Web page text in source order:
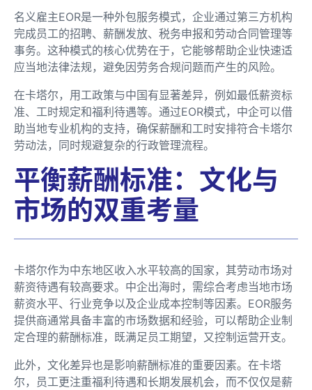
名义雇主EOR是一种外包服务模式，企业通过第三方机构
完成员工的招聘、薪酬发放、税务申报和劳动合同管理等
事务。这种模式的核心优势在于，它能够帮助企业快速适
应当地法律法规，避免因劳务合规问题而产生的风险。
在卡塔尔，用工政策与中国有显著差异，例如最低薪资标
准、工时规定和福利待遇等。通过EOR模式，中企可以借
助当地专业机构的支持，确保薪酬和工时安排符合卡塔尔
劳动法，同时规避复杂的行政管理流程。
平衡薪酬标准：文化与
市场的双重考量
卡塔尔作为中东地区收入水平较高的国家，其劳动市场对
薪资待遇有较高要求。中企出海时，需综合考虑当地市场
薪资水平、行业竞争以及企业成本控制等因素。EOR服务
提供商通常具备丰富的市场数据和经验，可以帮助企业制
定合理的薪酬标准，既满足员工期望，又控制运营开支。
此外，文化差异也是影响薪酬标准的重要因素。在卡塔
尔，员工更注重福利待遇和长期发展机会，而不仅仅是薪